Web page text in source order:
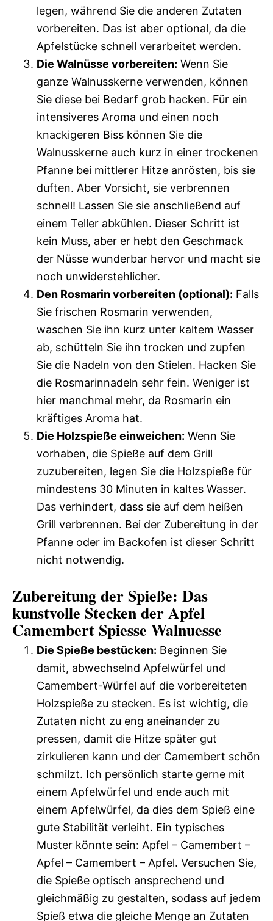
legen, während Sie die anderen Zutaten
vorbereiten. Das ist aber optional, da die
Apfelstücke schnell verarbeitet werden.
Die Walnüsse vorbereiten: Wenn Sie
ganze Walnusskerne verwenden, können
Sie diese bei Bedarf grob hacken. Für ein
intensiveres Aroma und einen noch
knackigeren Biss können Sie die
Walnusskerne auch kurz in einer trockenen
Pfanne bei mittlerer Hitze anrösten, bis sie
duften. Aber Vorsicht, sie verbrennen
schnell! Lassen Sie sie anschließend auf
einem Teller abkühlen. Dieser Schritt ist
kein Muss, aber er hebt den Geschmack
der Nüsse wunderbar hervor und macht sie
noch unwiderstehlicher.
Den Rosmarin vorbereiten (optional): Falls
Sie frischen Rosmarin verwenden,
waschen Sie ihn kurz unter kaltem Wasser
ab, schütteln Sie ihn trocken und zupfen
Sie die Nadeln von den Stielen. Hacken Sie
die Rosmarinnadeln sehr fein. Weniger ist
hier manchmal mehr, da Rosmarin ein
kräftiges Aroma hat.
Die Holzspieße einweichen: Wenn Sie
vorhaben, die Spieße auf dem Grill
zuzubereiten, legen Sie die Holzspieße für
mindestens 30 Minuten in kaltes Wasser.
Das verhindert, dass sie auf dem heißen
Grill verbrennen. Bei der Zubereitung in der
Pfanne oder im Backofen ist dieser Schritt
nicht notwendig.
Zubereitung der Spieße: Das
kunstvolle Stecken der Apfel
Camembert Spiesse Walnuesse
Die Spieße bestücken: Beginnen Sie
damit, abwechselnd Apfelwürfel und
Camembert-Würfel auf die vorbereiteten
Holzspieße zu stecken. Es ist wichtig, die
Zutaten nicht zu eng aneinander zu
pressen, damit die Hitze später gut
zirkulieren kann und der Camembert schön
schmilzt. Ich persönlich starte gerne mit
einem Apfelwürfel und ende auch mit
einem Apfelwürfel, da dies dem Spieß eine
gute Stabilität verleiht. Ein typisches
Muster könnte sein: Apfel – Camembert –
Apfel – Camembert – Apfel. Versuchen Sie,
die Spieße optisch ansprechend und
gleichmäßig zu gestalten, sodass auf jedem
Spieß etwa die gleiche Menge an Zutaten